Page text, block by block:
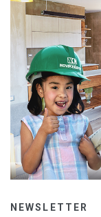
NEWSLETTER